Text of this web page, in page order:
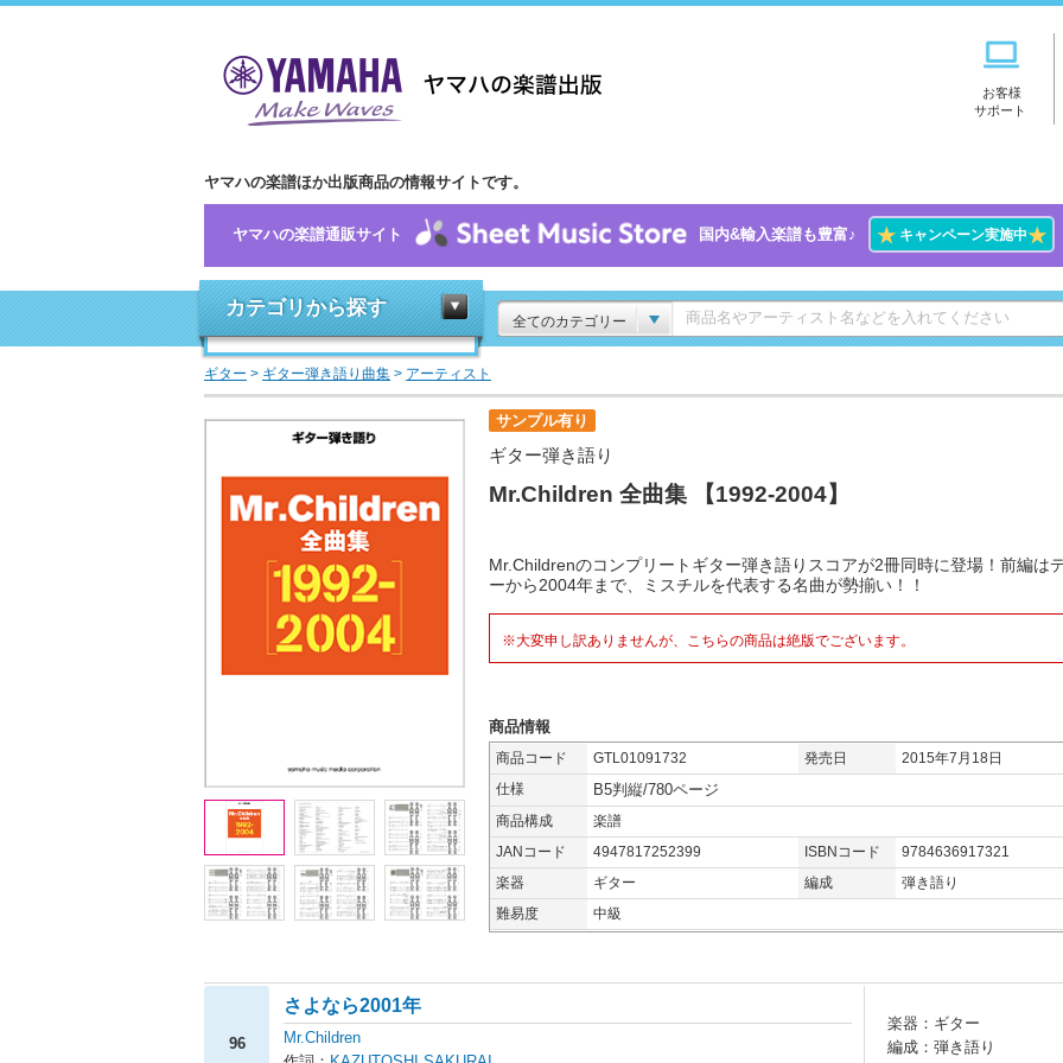
お客様
サポート
ヤマハの楽譜ほか出版商品の情報サイトです。
ヤマハの楽譜通販サイト 国内&輸入楽譜も豊富♪ ★キャンペーン実施中★
カテゴリから探す
全てのカテゴリー
ギター > ギター弾き語り曲集 > アーティスト
サンプル有り
ギター弾き語り
Mr.Children 全曲集 【1992-2004】
Mr.Childrenのコンプリートギター弾き語りスコアが2冊同時に登場！前編は
ーから2004年まで、ミスチルを代表する名曲が勢揃い！！
※大変申し訳ありませんが、こちらの商品は絶版でございます。
商品情報
商品コード GTL01091732 発売日
2015年7月18日
仕様
B5判縦/780ページ
商品構成
楽譜
JANコード
4947817252399 ISBNコード
9784636917321
楽器
ギター 編成
弾き語り
難易度
中級
96
さよなら2001年
Mr.Children
楽器：ギター
編成：弾き語り